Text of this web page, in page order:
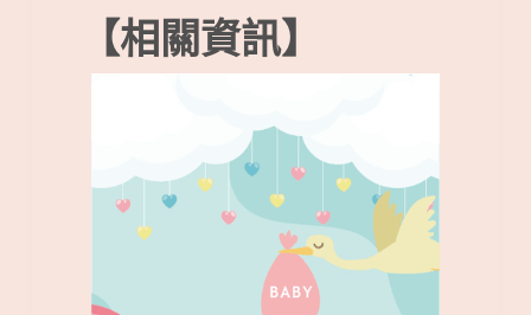
【相關資訊】